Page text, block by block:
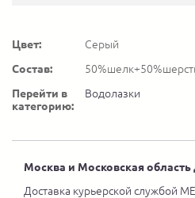
Цвет:
Серый
Состав:
Перейти в
категорию:
Водолазки
Москва и Московская
Доставка курьерской службой